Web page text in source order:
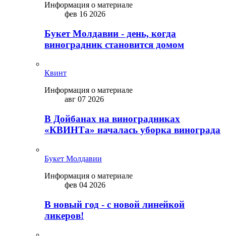
Информация о материале
фев 16 2026
Букет Молдавии - день, когда
виноградник становится домом
Квинт
Информация о материале
авг 07 2026
В Дойбанах на виноградниках
«КВИНТа» началась уборка винограда
Букет Молдавии
Информация о материале
фев 04 2026
В новый год - с новой линейкой
ликepoв!